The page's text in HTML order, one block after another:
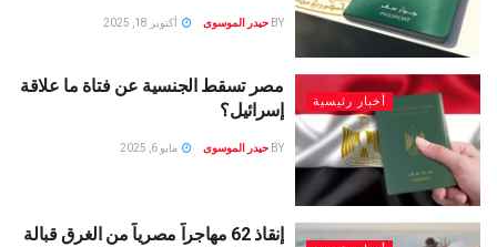
BY حيدر الموسوى أكتوبر 18, 2025
أخبار رئيسية
مصر تسقط الجنسية عن فتاة ما علاقة
إسرائيل؟
BY حيدر الموسوى مايو 6, 2025
إنقاذ 62 مهاجراً مصرياً من الغرق قبالة